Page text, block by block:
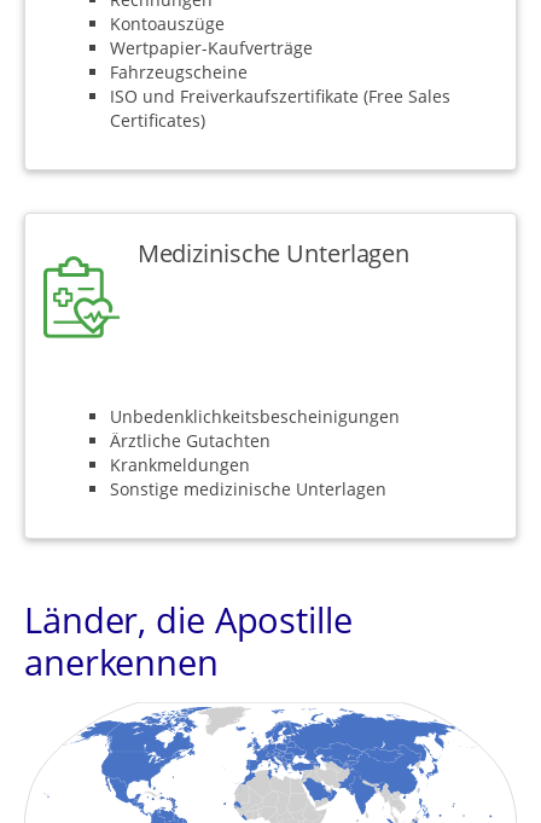
Kontoauszüge
Wertpapier-Kaufverträge
Fahrzeugscheine
ISO und Freiverkaufszertifikate (Free Sales
Certificates)
Medizinische Unterlagen
Unbedenklichkeitsbescheinigungen
Ärztliche Gutachten
Krankmeldungen
Sonstige medizinische Unterlagen
Länder, die Apostille
anerkennen